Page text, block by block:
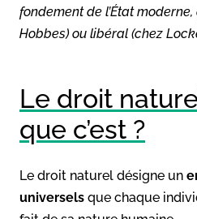
fondement de l’État
Hobbes) ou libéral (chez
Le droit
que c’est ?
Le droit naturel désigne un
universels que chaque